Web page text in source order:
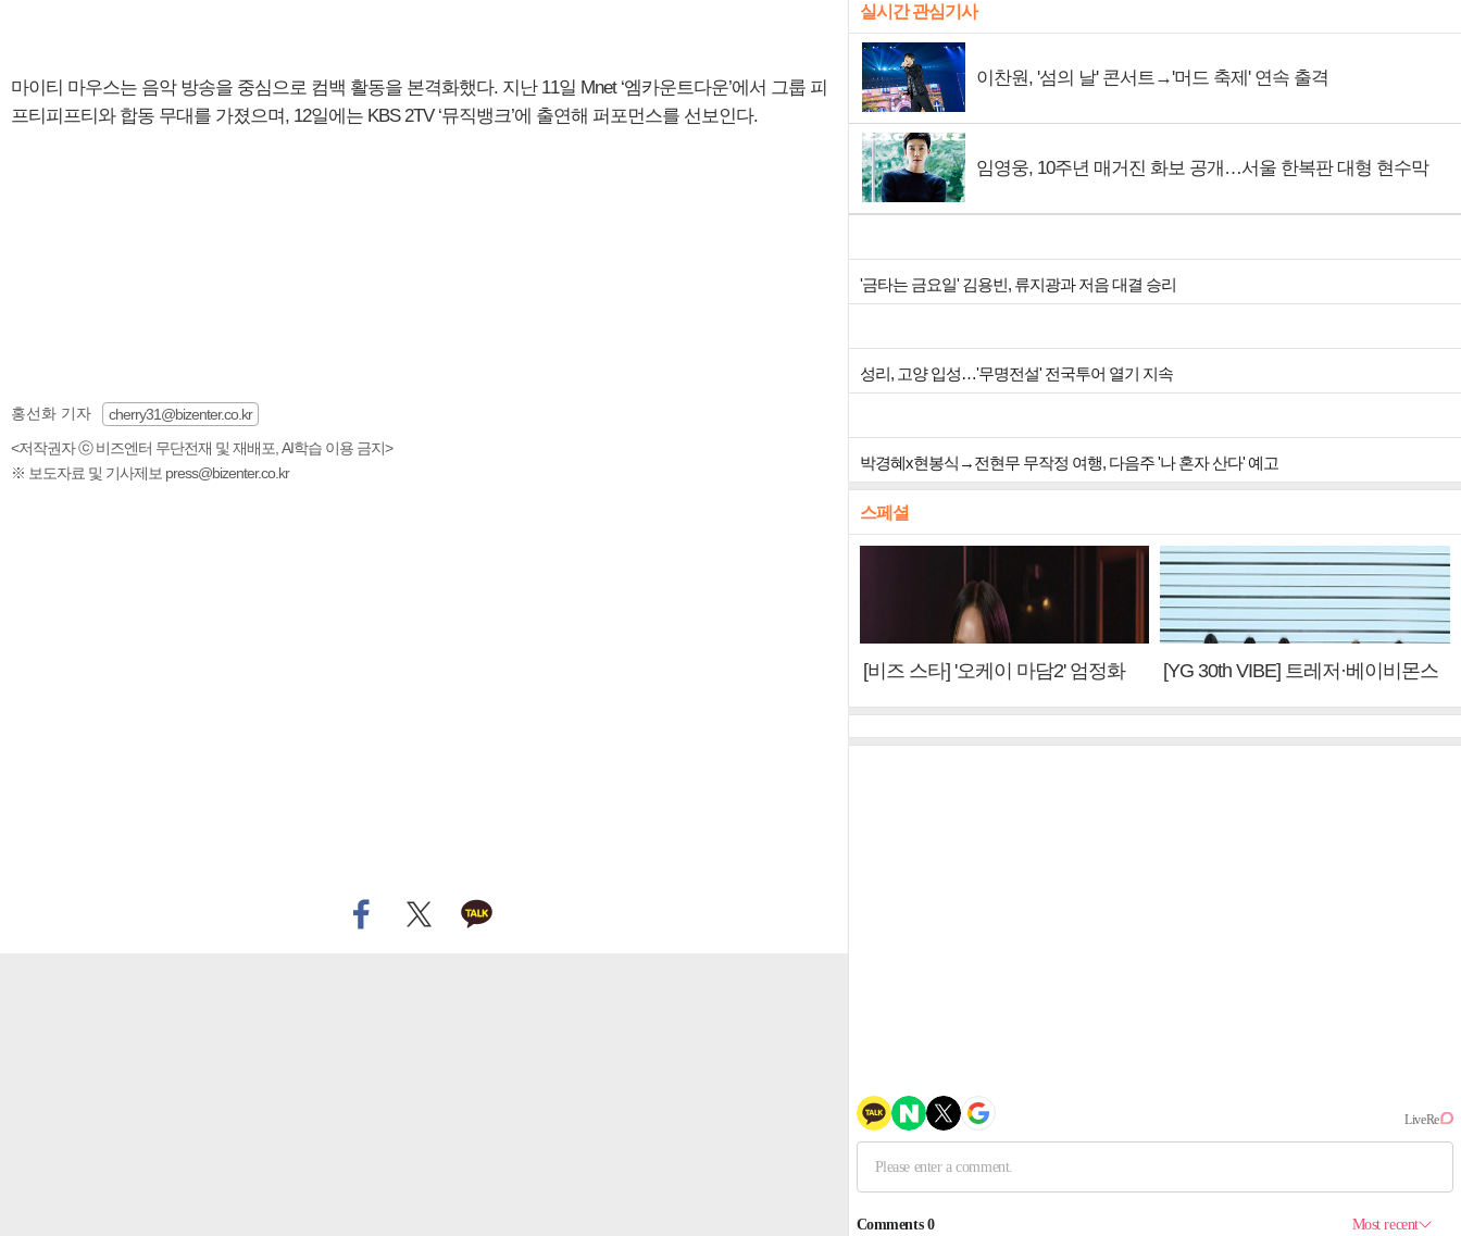
마이티 마우스는 음악 방송을 중심으로 컴백 활동을 본격화했다. 지난 11일 Mnet ‘엠카운트다운’에서 그룹 피
프티피프티와 합동 무대를 가졌으며, 12일에는 KBS 2TV ‘뮤직뱅크’에 출연해 퍼포먼스를 선보인다.
홍선화 기자
cherry31@bizenter.co.kr
<저작권자 ⓒ 비즈엔터 무단전재 및 재배포, AI학습 이용 금지>
※ 보도자료 및 기사제보 press@bizenter.co.kr
실시간 관심기사
이찬원, '섬의 날' 콘서트→'머드 축제' 연속 출격
임영웅, 10주년 매거진 화보 공개…서울 한복판 대형 현수막
'금타는 금요일' 김용빈, 류지광과 저음 대결 승리
성리, 고양 입성…'무명전설' 전국투어 열기 지속
박경혜x현봉식→전현무 무작정 여행, 다음주 '나 혼자 산다' 예고
스페셜
[비즈 스타] '오케이 마담2' 엄정화
[YG 30th VIBE] 트레저·베이비몬스